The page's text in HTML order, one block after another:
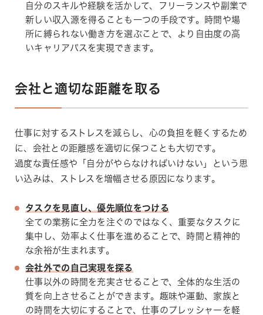
自分のスキルや経験を活かして、フリーランスや副業で
新しい収入源を得ることも一つの手段です。時間や場
所に縛られない働き方を選ぶことで、より自由度の高
いキャリアパスを実現できます。
会社と適切な距離を取る
仕事に対するストレスを減らし、心の負担を軽くするため
に、会社との距離感を適切に保つことも大切です。
過度な責任感や「自分がやらなければいけない」という思
い込みは、ストレスを増幅させる原因になります。
タスクを見直し、優先順位をつける
全ての業務に全力を注ぐのではなく、重要なタスクに
集中し、効率よく仕事を進めることで、時間と精神的
な余裕が生まれます。
会社外での自己実現を探る
仕事以外の時間を充実させることで、全体的な生活の
質を向上させることができます。趣味や運動、家族と
の時間を大切にすることで、仕事のプレッシャーを軽